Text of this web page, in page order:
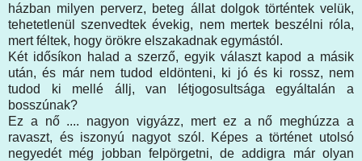
házban milyen perverz, beteg állat dolgok történtek velük,
tehetetlenül szenvedtek évekig, nem mertek beszélni róla,
mert féltek, hogy örökre elszakadnak egymástól.
Két idősíkon halad a szerző, egyik választ kapod a másik
után, és már nem tudod eldönteni, ki jó és ki rossz, nem
tudod ki mellé állj, van létjogosultsága egyáltalán a
bosszúnak?
Ez a nő .... nagyon vigyázz, mert ez a nő meghúzza a
ravaszt, és iszonyú nagyot szól. Képes a történet utolsó
negyedét még jobban felpörgetni, de addigra már olyan